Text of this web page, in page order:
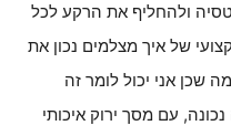
ולהחליף את הרקע לכל
של איך מצלמים נכון את
שכן אני יכול לומר זה
עם מסך ירוק איכותי